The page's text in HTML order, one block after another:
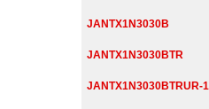
JANTX1N3030B
JANTX1N3030BTR
JANTX1N3030BTRUR-1